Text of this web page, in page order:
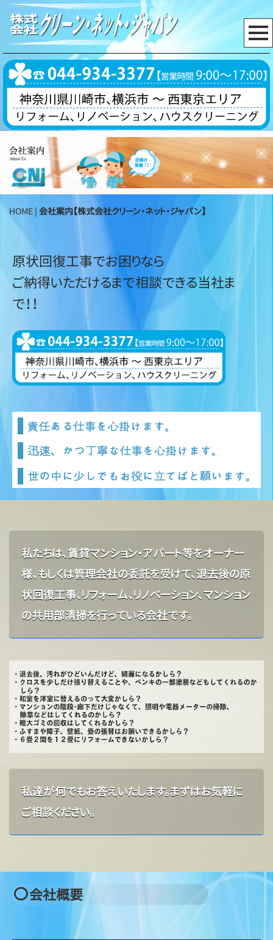
HOME | 会社案内【株式会社クリーン・ネット・ジャパン】
原状回復工事でお困りなら
ご納得いただけるまで相談できる当社ま
で！！
私たちは、賃貸マンション・アパート等をオーナー
様、もしくは管理会社の委託を受けて、退去後の原
状回復工事、リフォーム、リノベーション、マンション
の共用部清掃を行っている会社です。
私達が何でもお答えいたします。まずはお気軽に
ご相談ください。
会社概要